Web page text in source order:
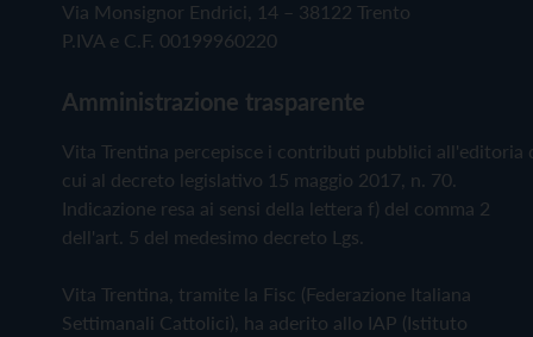
Via Monsignor Endrici, 14 – 38122 Trento
P.IVA e C.F. 00199960220
Amministrazione trasparente
Vita Trentina percepisce i contributi pubblici all'editoria
cui al decreto legislativo 15 maggio 2017, n. 70.
Indicazione resa ai sensi della lettera f) del comma 2
dell'art. 5 del medesimo decreto Lgs.
Vita Trentina, tramite la Fisc (Federazione Italiana
Settimanali Cattolici), ha aderito allo IAP (Istituto